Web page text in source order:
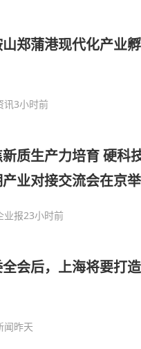
郑蒲港现代化产业
讯3小时前
新质生产力培育 硬
业对接交流会在京
业报23小时前
会后，上海将要打
闻昨天